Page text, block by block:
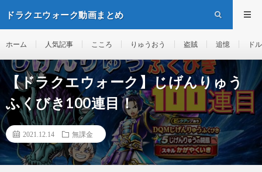
ドラクエウォーク動画まとめ
ホーム 人気記事 こころ りゅうおう 盗賊 追憶 ド
【ドラクエウォーク】じげんりゅう
ふくびき100連目！
2021.12.14 無課金